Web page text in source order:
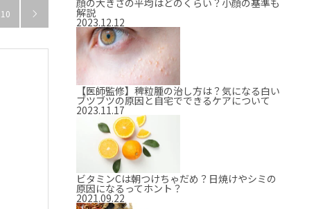
10 
顔の大きさの平均はどのくらい？小顔の基準も
解説
2023.12.12
【医師監修】稗粒腫の治し方は？気になる白い
ブツブツの原因と自宅でできるケアについて
2023.11.17
ビタミンCは朝つけちゃだめ？日焼けやシミの
原因になるってホント？
2021.09.22